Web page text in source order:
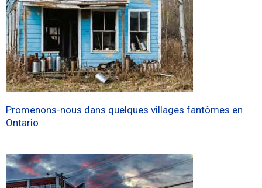
Promenons-nous dans quelques villages fantômes en
Ontario